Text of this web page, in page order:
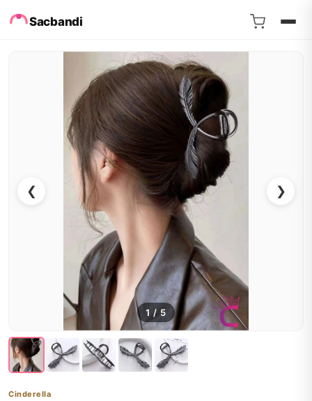
Sacbandi
❮ ❯
1 / 5
Cinderella